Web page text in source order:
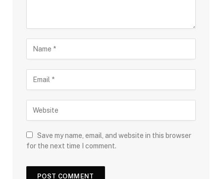
Save my name, email, and website in this browser
for the next time I comment.